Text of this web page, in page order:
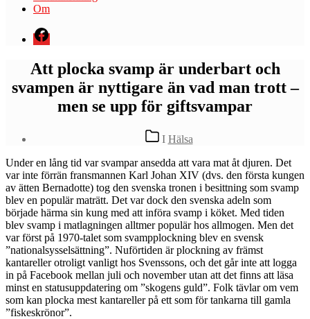
Om
Menyval
Att plocka svamp är underbart och
svampen är nyttigare än vad man trott –
men se upp för giftsvampar
Kategorier
I Hälsa
Under en lång tid var svampar ansedda att vara mat åt djuren. Det
var inte förrän fransmannen Karl Johan XIV (dvs. den första kungen
av ätten Bernadotte) tog den svenska tronen i besittning som svamp
blev en populär maträtt. Det var dock den svenska adeln som
började härma sin kung med att införa svamp i köket. Med tiden
blev svamp i matlagningen alltmer populär hos allmogen. Men det
var först på 1970-talet som svampplockning blev en svensk
”nationalsysselsättning”. Nuförtiden är plockning av främst
kantareller otroligt vanligt hos Svenssons, och det går inte att logga
in på Facebook mellan juli och november utan att det finns att läsa
minst en statusuppdatering om ”skogens guld”. Folk tävlar om vem
som kan plocka mest kantareller på ett som för tankarna till gamla
”fiskeskrönor”.